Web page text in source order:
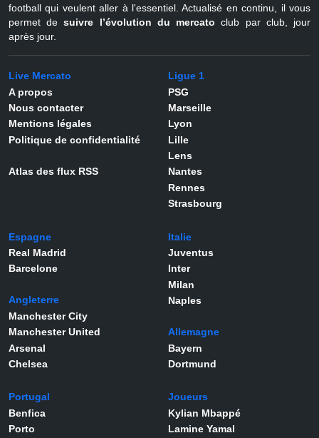
football qui veulent aller à l'essentiel. Actualisé en continu, il vous
permet desuivre l’évolution du mercato club par club, jour
après jour.
Live Mercato
A propos
Nous contacter
Mentions légales
Politique de confidentialité
Atlas des flux RSS
Ligue 1
PSG
Marseille
Lyon
Lille
Lens
Nantes
Rennes
Strasbourg
Espagne
Real Madrid
Barcelone
Angleterre
Manchester City
Manchester United
Arsenal
Chelsea
Italie
Juventus
Inter
Milan
Naples
Allemagne
Bayern
Dortmund
Portugal
Benfica
Porto
Joueurs
Kylian Mbappé
Lamine Yamal